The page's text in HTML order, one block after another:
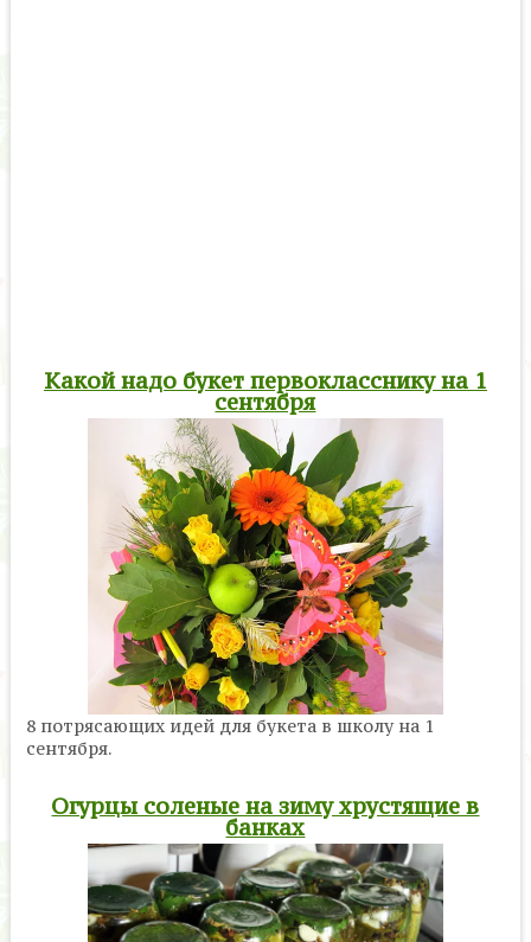
Какой надо букет первокласснику на 1
сентября
8 потрясающих идей для букета в школу на 1
сентября.
Огурцы соленые на зиму хрустящие в
банках